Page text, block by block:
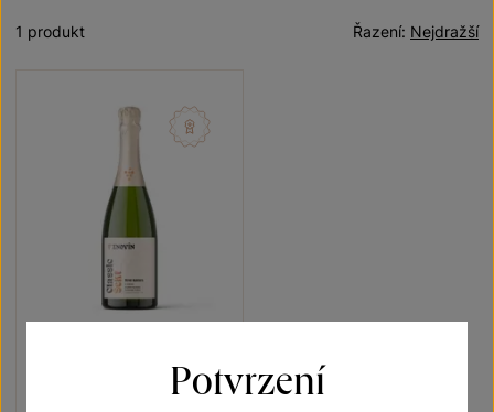
Nejdražší
Řazení:
1 produkt
Sekty a šumivá vínaPotvrzení